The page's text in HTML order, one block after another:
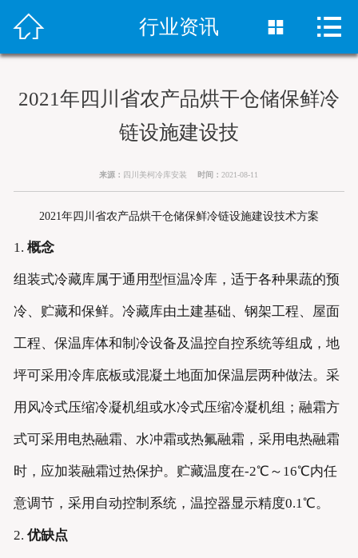
首页
冻库设备
案例中心
关于我们
联系我们
 行业资讯  
2021年四川省农产品烘干仓储保鲜冷
链设施建设技
来源： 四川美柯冷库安装 时间：2021-08-11
2021年四川省农产品烘干仓储保鲜冷链设施建设技术方案
1. 概念
组装式冷藏库属于通用型恒温冷库，适于各种果蔬的预
冷、贮藏和保鲜。冷藏库由土建基础、钢架工程、屋面
工程、保温库体和制冷设备及温控自控系统等组成，地
坪可采用冷库底板或混凝土地面加保温层两种做法。采
用风冷式压缩冷凝机组或水冷式压缩冷凝机组；融霜方
式可采用电热融霜、水冲霜或热氟融霜，采用电热融霜
时，应加装融霜过热保护。贮藏温度在-2℃～16℃内任
意调节，采用自动控制系统，温控器显示精度0.1℃。
2. 优缺点